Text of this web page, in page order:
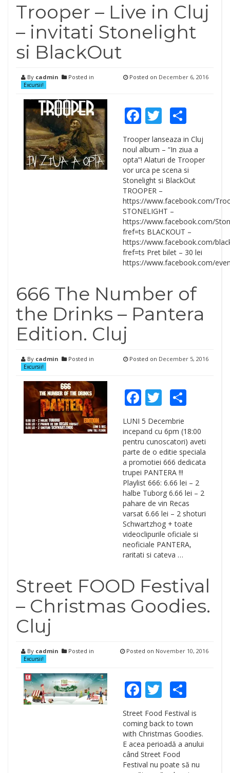
Trooper – Live in Cluj
– invitati Stonelight
si BlackOut
By cadmin Posted in
Excursii!
Posted on December 6, 2016
Facebook
TwitterShare
Trooper lanseaza in Cluj
noul album – “In ziua a
opta”! Alaturi de Trooper
vor urca pe scena si
Stonelight si BlackOut
TROOPER –
https://www.facebook.com/
STONELIGHT –
https://www.facebook.com/
fref=ts BLACKOUT –
https://www.facebook.com/
fref=ts Pret bilet – 30 lei
https://www.facebook.com/
666 The Number of
the Drinks – Pantera
Edition. Cluj
By cadmin Posted in
Excursii!
Posted on December 5, 2016
Facebook
TwitterShare
LUNI 5 Decembrie
incepand cu 6pm (18:00
pentru cunoscatori) aveti
parte de o editie speciala
a promotiei 666 dedicata
trupei PANTERA !!!
Playlist 666: 6.66 lei – 2
halbe Tuborg 6.66 lei – 2
pahare de vin Recas
varsat 6.66 lei – 2 shoturi
Schwartzhog + toate
videoclipurile oficiale si
neoficiale PANTERA,
raritati si cateva …
Street FOOD Festival
– Christmas Goodies.
Cluj
By cadmin Posted in
Excursii!
Posted on November 10, 2016
Facebook
TwitterShare
Street Food Festival is
coming back to town
with Christmas Goodies.
E acea perioadă a anului
când Street Food
Festival nu poate să nu